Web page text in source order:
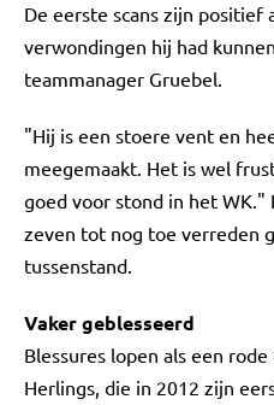
De eerste scans zijn positief
verwondingen hij had
teammanager Gruebel.
"Hij is een stoere vent en
meegemaakt. Het is wel
goed voor stond in het WK."
zeven tot nog toe verreden
tussenstand.
Vaker geblesseerd
Blessures lopen als een
Herlings, die in 2012 zijn